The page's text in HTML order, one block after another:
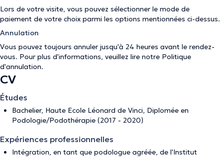
Lors de votre visite, vous pouvez sélectionner le mode de
paiement de votre choix parmi les options mentionnées ci-dessus.
Annulation
Vous pouvez toujours annuler jusqu'à 24 heures avant le rendez-
vous. Pour plus d'informations, veuillez lire notre Politique
d'annulation.
CV
Études
Bachelier, Haute Ecole Léonard de Vinci, Diplomée en
Podologie/Podothérapie (2017 - 2020)
Expériences professionnelles
Intégration, en tant que podologue agréée, de l'Institut